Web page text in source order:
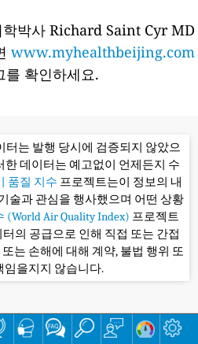
학박사 Richard Saint Cyr MD
www.myhealthbeijing.com
를 확인하세요.
터는 발행 당시에 검증되지 않았으
한 데이터는 예고없이 언제든지 수
품질 지수 프로젝트는이 정보의 내
술과 관심을 행사했으며 어떤 상황
(World Air Quality Index) 프로젝트
의 공급으로 인해 직접 또는 간접
는 손해에 대해 계약, 불법 행위 또
임을지지 않습니다.